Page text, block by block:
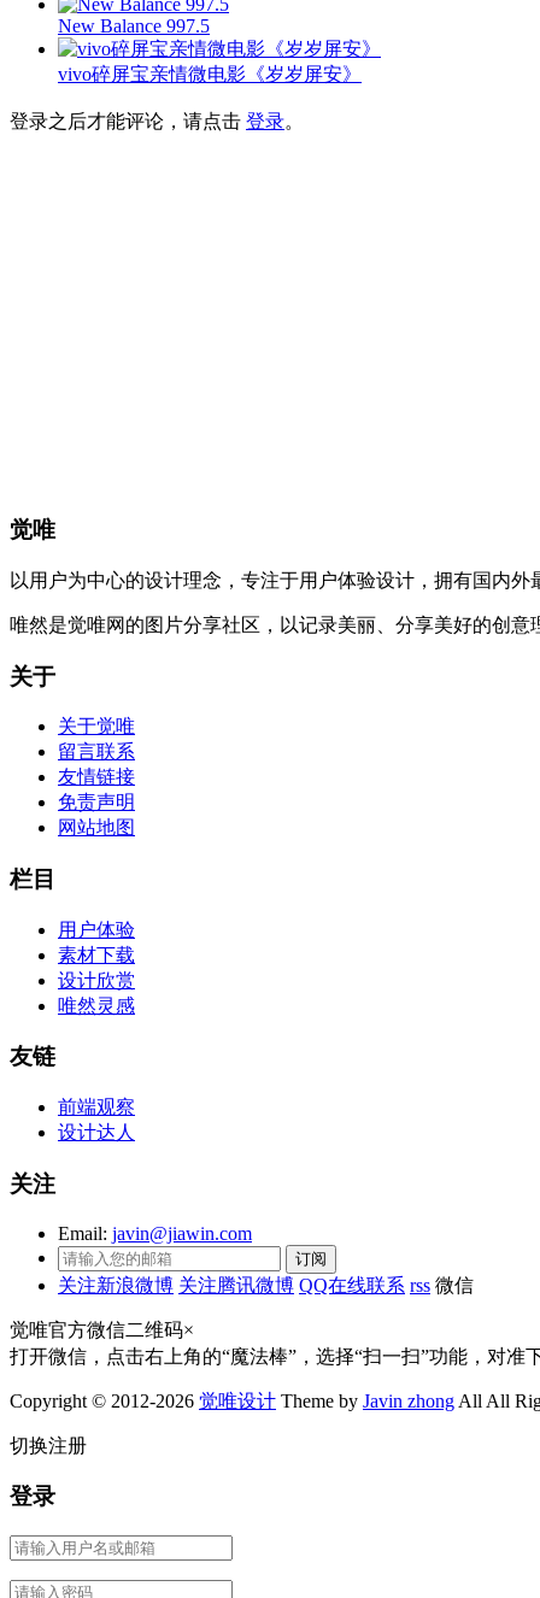
New Balance 997.5
vivo碎屏宝亲情微电影《岁岁屏安》
登录之后才能评论，请点击 登录。
觉唯
以用户为中心的设计理念，专注于用户体验设计，拥有国内
唯然是觉唯网的图片分享社区，以记录美丽、分享美好的创
关于
关于觉唯
留言联系
友情链接
免责声明
网站地图
栏目
用户体验
素材下载
设计欣赏
唯然灵感
友链
前端观察
设计达人
关注
Email: javin@jiawin.com
关注新浪微博 关注腾讯微博 QQ在线联系 rss 微信
觉唯官方微信二维码×
打开微信，点击右上角的“魔法棒”，选择“扫一扫”功能，对准
Copyright © 2012-2026 觉唯设计 Theme by Javin zhong All All
切换注册
登录